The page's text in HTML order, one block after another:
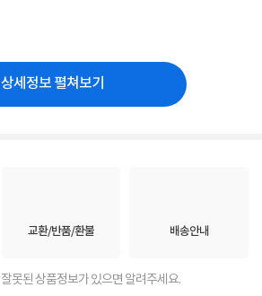
상세정보 펼쳐보기
교환/반품/환불 배송안내
잘못된 상품정보가 있으면 알려주세요.